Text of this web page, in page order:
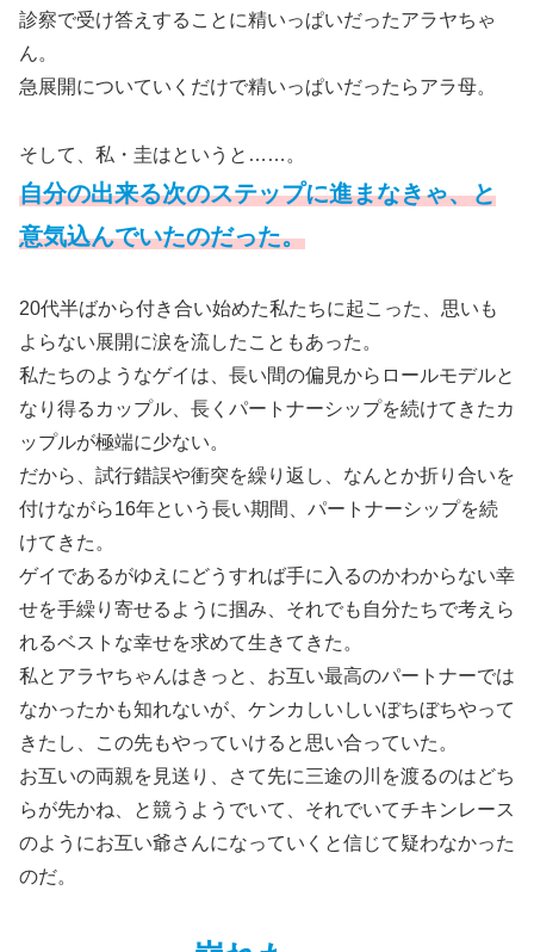
診察で受け答えすることに精いっぱいだったアラヤちゃ
ん。
急展開についていくだけで精いっぱいだったらアラ母。
そして、私・圭はというと……。
自分の出来る次のステップに進まなきゃ、と
意気込んでいたのだった。
20代半ばから付き合い始めた私たちに起こった、思いも
よらない展開に涙を流したこともあった。
私たちのようなゲイは、長い間の偏見からロールモデルと
なり得るカップル、長くパートナーシップを続けてきたカ
ップルが極端に少ない。
だから、試行錯誤や衝突を繰り返し、なんとか折り合いを
付けながら16年という長い期間、パートナーシップを続
けてきた。
ゲイであるがゆえにどうすれば手に入るのかわからない幸
せを手繰り寄せるように掴み、それでも自分たちで考えら
れるベストな幸せを求めて生きてきた。
私とアラヤちゃんはきっと、お互い最高のパートナーでは
なかったかも知れないが、ケンカしいしいぼちぼちやって
きたし、この先もやっていけると思い合っていた。
お互いの両親を見送り、さて先に三途の川を渡るのはどち
らが先かね、と競うようでいて、それでいてチキンレース
のようにお互い爺さんになっていくと信じて疑わなかった
のだ。